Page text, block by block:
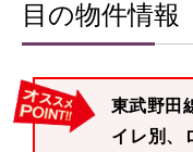
目の物件情報
東武野田
イレ別、